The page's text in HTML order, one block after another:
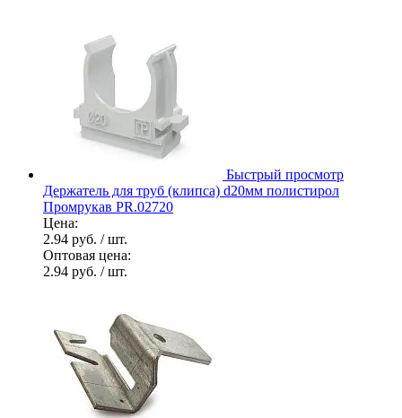
Быстрый просмотр
Держатель для труб (клипса) d20мм полистирол
Промрукав PR.02720
Цена:
2.94 руб. / шт.
Оптовая цена:
2.94 руб. / шт.